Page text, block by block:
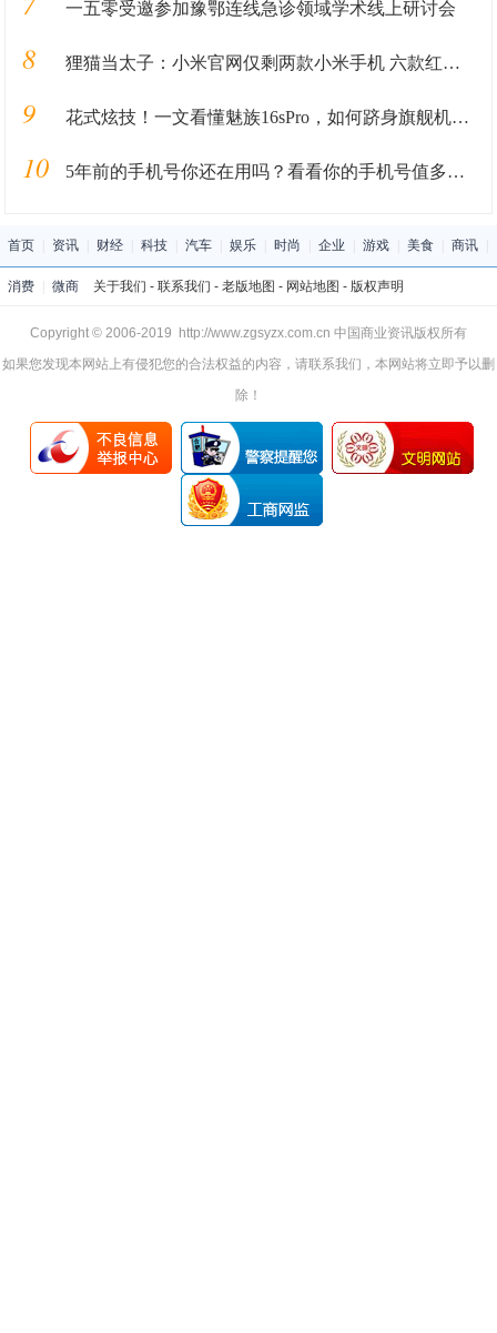
一五零受邀参加豫鄂连线急诊领域学术线上研讨会
8 狸猫当太子：小米官网仅剩两款小米手机 六款红米当主力
9 花式炫技！一文看懂魅族16sPro，如何跻身旗舰机皇保值榜前五
10 5年前的手机号你还在用吗？看看你的手机号值多少钱？
首页 资讯 财经 科技 汽车 娱乐 时尚 企业 游戏 美食 商讯
消费 微商 关于我们 - 联系我们 - 老版地图 - 网站地图 - 版权声明
Copyright © 2006-2019 http://www.zgsyzx.com.cn 中国商业资讯版权所有
如果您发现本网站上有侵犯您的合法权益的内容，请联系我们，本网站将立即予以删
除！